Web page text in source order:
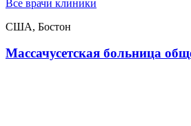
Все врачи клиники
США, Бостон
Массачусетская больница